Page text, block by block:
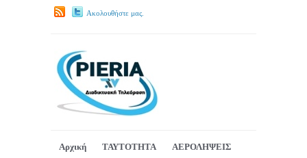
Ακολουθήστε μας.
Αρχική ΤΑΥΤΟΤΗΤΑ
ΑΕΡΟΛΗΨΕΙΣ